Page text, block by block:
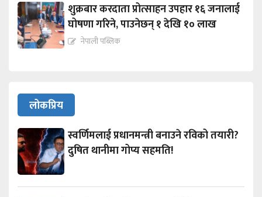
शुक्रबार करदाता प्रोत्साहन उपहार १६ जनालाई
घोषणा गरिने, पाउनेछन् १ देखि १० लाख
नेपाली पब्लिक
लोकप्रिय
स्वर्णिमलाई प्रधानमन्त्री बनाउने रविको तयारी?
दुषित थानीमा गोप्य सहमति!